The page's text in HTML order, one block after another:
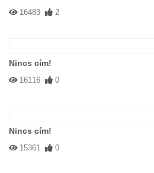
16483 2
Nincs cím!
16116 0
Nincs cím!
15361 0